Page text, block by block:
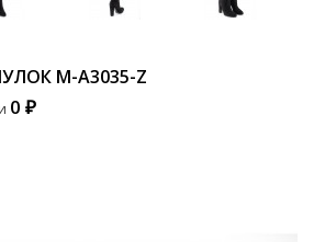
M-A3035-Z
0 ₽